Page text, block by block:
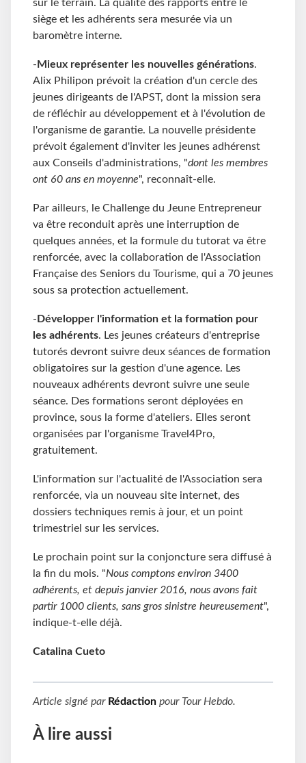
sur le terrain. La qualité des rapports entre le
siège et les adhérents sera mesurée via un
baromètre interne.
- Mieux représenter les nouvelles générations.
Alix Philipon prévoit la création d'un cercle des
jeunes dirigeants de l'APST, dont la mission sera
de réfléchir au développement et à l'évolution de
l'organisme de garantie. La nouvelle présidente
prévoit également d'inviter les jeunes adhérenst
aux Conseils d'administrations, "dont les membres
ont 60 ans en moyenne", reconnaît-elle.
Par ailleurs, le Challenge du Jeune Entrepreneur
va être reconduit après une interruption de
quelques années, et la formule du tutorat va être
renforcée, avec la collaboration de l'Association
Française des Seniors du Tourisme, qui a 70 jeunes
sous sa protection actuellement.
- Développer l'information et la formation pour
les adhérents. Les jeunes créateurs d'entreprise
tutorés devront suivre deux séances de formation
obligatoires sur la gestion d'une agence. Les
nouveaux adhérents devront suivre une seule
séance. Des formations seront déployées en
province, sous la forme d'ateliers. Elles seront
organisées par l'organisme Travel4Pro,
gratuitement.
L'information sur l'actualité de l'Association sera
renforcée, via un nouveau site internet, des
dossiers techniques remis à jour, et un point
trimestriel sur les services.
Le prochain point sur la conjoncture sera diffusé à
la fin du mois. "Nous comptons environ 3400
adhérents, et depuis janvier 2016, nous avons fait
partir 1000 clients, sans gros sinistre heureusement",
indique-t-elle déjà.
Catalina Cueto
Article signé par Rédaction pour Tour Hebdo.
À lire aussi